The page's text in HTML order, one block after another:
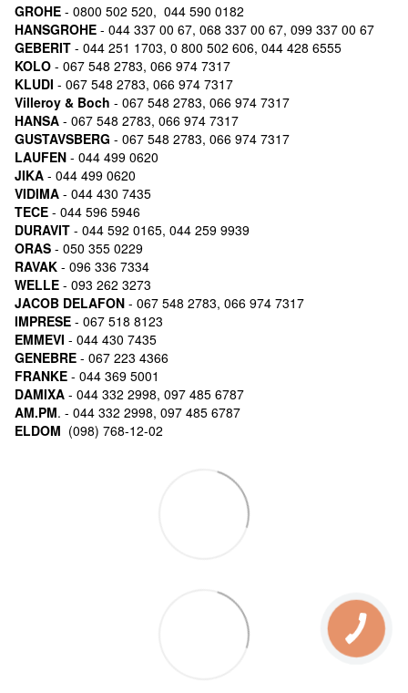
GROHE - 0800 502 520, 044 590 0182
HANSGROHE - 044 337 00 67, 068 337 00 67, 099 337 00 67
GEBERIT - 044 251 1703, 0 800 502 606, 044 428 6555
KOLO - 067 548 2783, 066 974 7317
KLUDI - 067 548 2783, 066 974 7317
Villeroy & Boch - 067 548 2783, 066 974 7317
HANSA - 067 548 2783, 066 974 7317
GUSTAVSBERG - 067 548 2783, 066 974 7317
LAUFEN - 044 499 0620
JIKA - 044 499 0620
VIDIMA - 044 430 7435
TECE - 044 596 5946
DURAVIT - 044 592 0165, 044 259 9939
ORAS - 050 355 0229
RAVAK - 096 336 7334
WELLE - 093 262 3273
JACOB DELAFON - 067 548 2783, 066 974 7317
IMPRESE - 067 518 8123
EMMEVI - 044 430 7435
GENEBRE - 067 223 4366
FRANKE - 044 369 5001
DAMIXA - 044 332 2998, 097 485 6787
AM.PM. - 044 332 2998, 097 485 6787
ELDOM (098) 768-12-02